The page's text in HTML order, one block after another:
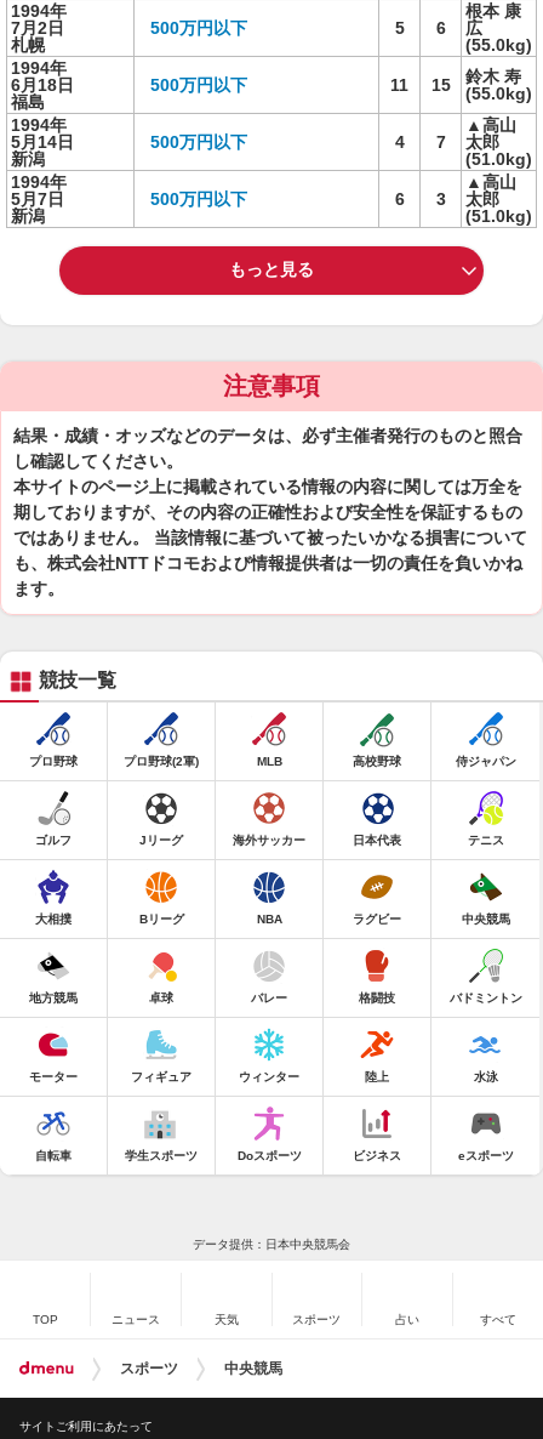
1994年
7月2日
札幌
500万円以下 5 6
根本 康
広
(55.0kg)
1994年
6月18日
福島
500万円以下 11 15
鈴木 寿
(55.0kg)
1994年
5月14日
新潟
500万円以下 4 7
▲高山
太郎
(51.0kg)
1994年
5月7日
新潟
500万円以下 6 3
▲高山
太郎
(51.0kg)
もっと見る
注意事項
結果・成績・オッズなどのデータは、必ず主催者発行のものと照合
し確認してください。
本サイトのページ上に掲載されている情報の内容に関しては万全を
期しておりますが、その内容の正確性および安全性を保証するもの
ではありません。 当該情報に基づいて被ったいかなる損害について
も、株式会社NTTドコモおよび情報提供者は一切の責任を負いかね
ます。
競技一覧
プロ野球 プロ野球(2軍) MLB 高校野球 侍ジャパン
ゴルフ Jリーグ 海外サッカー 日本代表 テニス
大相撲 Bリーグ NBA ラグビー 中央競馬
地方競馬 卓球 バレー 格闘技 バドミントン
モーター フィギュア ウィンター 陸上 水泳
自転車 学生スポーツ Doスポーツ ビジネス eスポーツ
データ提供：日本中央競馬会
TOP ニュース 天気 スポーツ 占い すべて
スポーツ 中央競馬
サイトご利用にあたって